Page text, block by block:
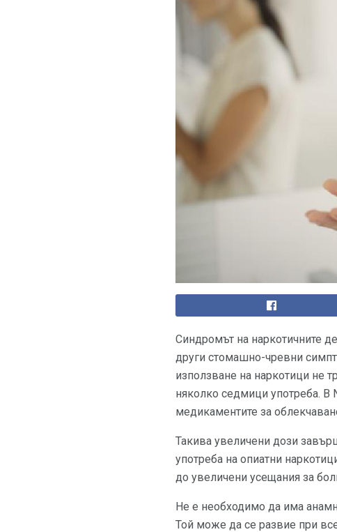
Синдромът на наркотичните
други стомашно-чревни
използване на наркотици не
няколко седмици употреба. В
медикаментите за
Такива увеличени дози
употреба на опиатни
до увеличени усещания за
Не е необходимо да има
Той може да се развие при